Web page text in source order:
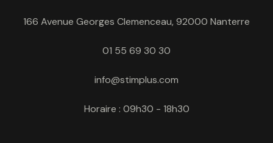
166 Avenue Georges Clemenceau, 92000 Nanterre
01 55 69 30 30
info@stimplus.com
Horaire : 09h30 - 18h30